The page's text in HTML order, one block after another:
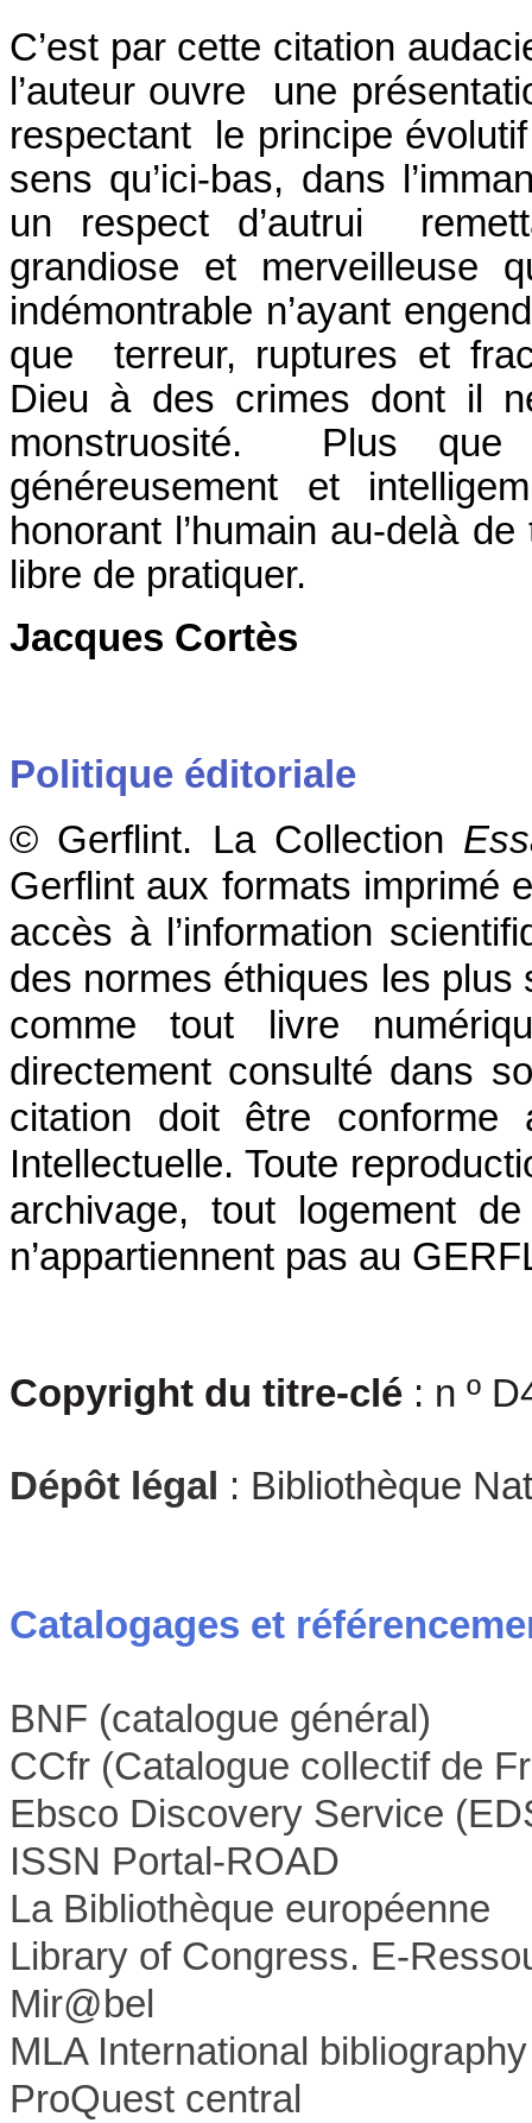
C’est par cette citation
l’auteur ouvre une
respectant le principe
sens qu’ici-bas, dans
un respect d’autrui
grandiose et merveilleuse
indémontrable n’ayant
que terreur, ruptures et
Dieu à des crimes dont il
monstruosité. Plus
généreusement et
honorant l’humain au-delà
libre de pratiquer.
Jacques Cortès
Politique éditoriale
© Gerflint. La Collection
Gerflint aux formats imprimé
accès à l’information
des normes éthiques les
comme tout livre
directement consulté dans
citation doit être
Intellectuelle. Toute
archivage, tout logement
n’appartiennent pas au
Copyright du titre-clé : n º
Dépôt légal : Bibliothèque
Catalogages et
BNF (catalogue général)
CCfr (Catalogue collectif de
Ebsco Discovery Service
ISSN Portal-ROAD
La Bibliothèque européenne
Library of Congress. E-
Mir@bel
MLA International bibliography
ProQuest central